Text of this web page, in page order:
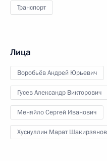
Транспорт
Лица
Воробьёв Андрей Юрьевич
Гусев Александр Викторович
Меняйло Сергей Иванович
Хуснуллин Марат